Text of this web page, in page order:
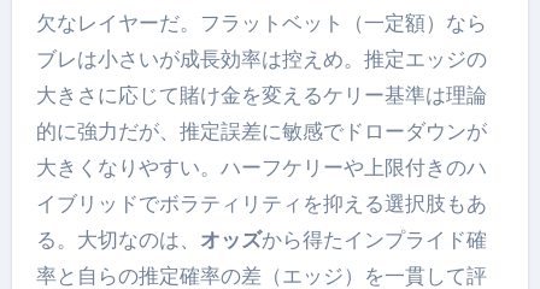
欠なレイヤーだ。フラットベット（一定額）なら
ブレは小さいが成長効率は控えめ。推定エッジの
大きさに応じて賭け金を変えるケリー基準は理論
的に強力だが、推定誤差に敏感でドローダウンが
大きくなりやすい。ハーフケリーや上限付きのハ
イブリッドでボラティリティを抑える選択肢もあ
る。大切なのは、 オッズから得たインプライド確
率と自らの推定確率の差（エッジ）を一貫して評